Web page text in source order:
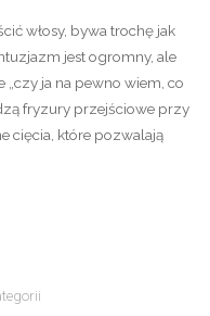
włosy, bywa trochę jak
jest ogromny, ale
ja na pewno wiem, co
fryzury przejściowe przy
cięcia, które pozwalają